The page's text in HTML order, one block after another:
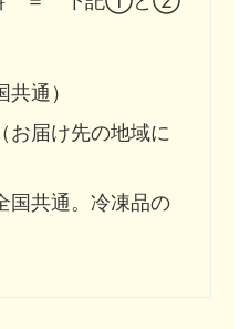
通）
お届け先の地域に
国共通。冷凍品の